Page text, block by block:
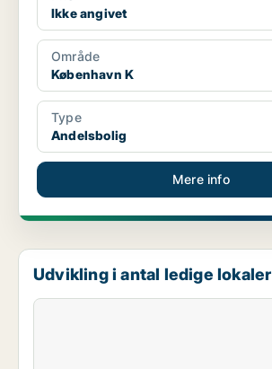
Ikke angivet
Område
København K
Type
Andelsbolig
Mere info
Udvikling i antal ledige lokaler